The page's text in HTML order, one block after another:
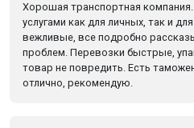
Хорошая транспортная
услугами как для личных, так и
вежливые, все подробно
проблем. Перевозки быстрые,
товар не повредить. Есть
отлично, рекомендую.